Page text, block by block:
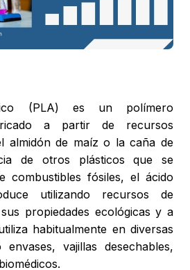
(PLA) es un polímero
a partir de recursos
almidón de maíz o la caña de
de otros plásticos que se
combustibles fósiles, el ácido
utilizando recursos de
propiedades ecológicas y a
habitualmente en diversas
envases, vajillas desechables,